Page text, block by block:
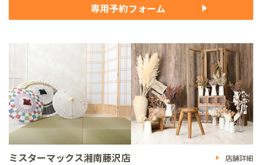
専用予約フォーム
ミスターマックス湘南藤沢店
店舗詳細